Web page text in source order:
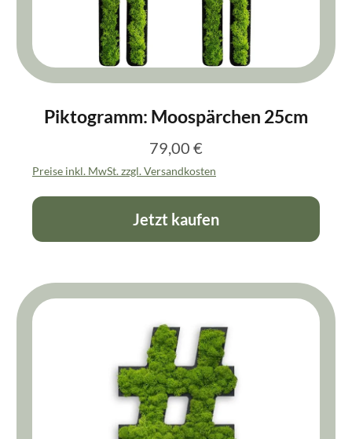
Piktogramm: Moospärchen 25cm
Regulärer Preis:
79,00 €
Preise inkl. MwSt. zzgl. Versandkosten
Jetzt kaufen